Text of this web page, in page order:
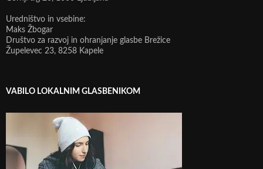
Uredništvo in vsebine:
Maks Žbogar
Društvo za razvoj in ohranjanje glasbe Brežice
Župelevec 23, 8258 Kapele
VABILO LOKALNIM GLASBENIKOM